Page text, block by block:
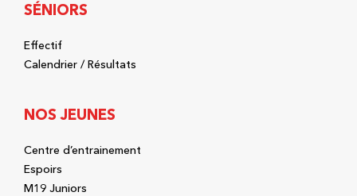
SÉNIORS
Effectif
Calendrier / Résultats
NOS JEUNES
Centre d’entrainement
Espoirs
M19 Juniors